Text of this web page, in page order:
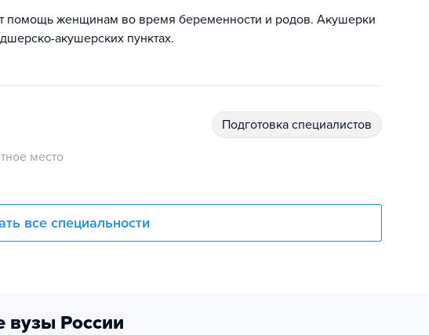
помощь женщинам во время беременности и родов. Акушерки
акушерских пунктах.
подготовка специалистов
место
все специальности
вузы России